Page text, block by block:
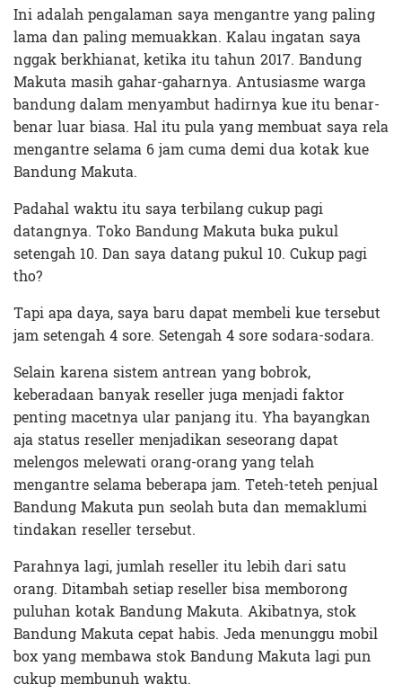
Ini adalah pengalaman saya mengantre yang paling
lama dan paling memuakkan. Kalau ingatan saya
nggak berkhianat, ketika itu tahun 2017. Bandung
Makuta masih gahar-gaharnya. Antusiasme warga
bandung dalam menyambut hadirnya kue itu benar-
benar luar biasa. Hal itu pula yang membuat saya rela
mengantre selama 6 jam cuma demi dua kotak kue
Bandung Makuta.
Padahal waktu itu saya terbilang cukup pagi
datangnya. Toko Bandung Makuta buka pukul
setengah 10. Dan saya datang pukul 10. Cukup pagi
tho?
Tapi apa daya, saya baru dapat membeli kue tersebut
jam setengah 4 sore. Setengah 4 sore sodara-sodara.
Selain karena sistem antrean yang bobrok,
keberadaan banyak reseller juga menjadi faktor
penting macetnya ular panjang itu. Yha bayangkan
aja status reseller menjadikan seseorang dapat
melengos melewati orang-orang yang telah
mengantre selama beberapa jam. Teteh-teteh penjual
Bandung Makuta pun seolah buta dan memaklumi
tindakan reseller tersebut.
Parahnya lagi, jumlah reseller itu lebih dari satu
orang. Ditambah setiap reseller bisa memborong
puluhan kotak Bandung Makuta. Akibatnya, stok
Bandung Makuta cepat habis. Jeda menunggu mobil
box yang membawa stok Bandung Makuta lagi pun
cukup membunuh waktu.